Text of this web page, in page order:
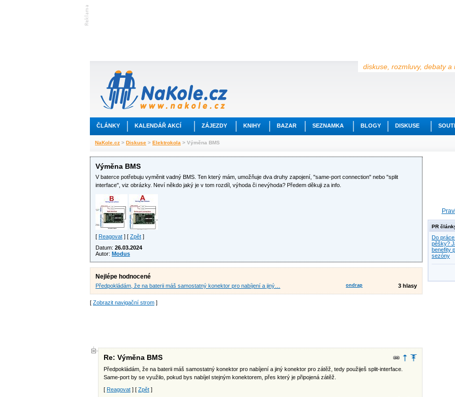
diskuse, rozmluvy, debaty a
ČLÁNKY KALENDÁŘ AKCÍ ZÁJEZDY KNIHY BAZAR SEZNAMKA BLOGY DISKUSE
NaKole.cz > Diskuse > Elektrokola > Výměna BMS
Výměna BMS
V baterce potřebuju vyměnit vadný BMS. Ten který mám, umožňuje dva druhy zapojení, "same-port connection" nebo "split
interface", viz obrázky. Neví někdo jaký je v tom rozdíl, výhoda či nevýhoda? Předem děkuji za info.
[ Reagovat ] [ Zpět ]
Datum: 26.03.2024
Autor: Modus
Nejlépe hodnocené
Předpokládám, že na baterii máš samostatný konektor pro nabíjení a jiný… ondrap 3 hlasy
[ Zobrazit navigační strom ]
Re: Výměna BMS
Předpokládám, že na baterii máš samostatný konektor pro nabíjení a jiný konektor pro zátěž, tedy použiješ split-interface.
Same-port by se využilo, pokud bys nabíjel stejným konektorem, přes který je připojená zátěž.
[ Reagovat ] [ Zpět ]
PR
Do
pěšky?
benefity
sezóny